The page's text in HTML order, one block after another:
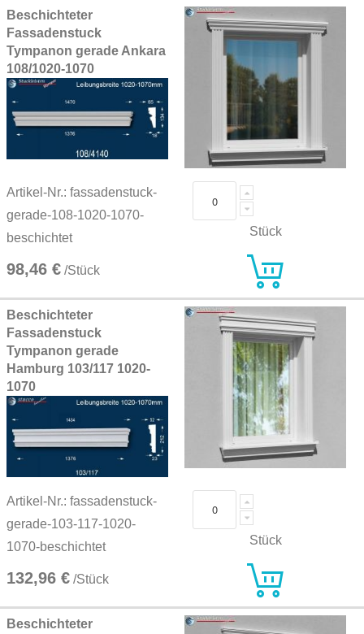
Beschichteter
Fassadenstuck
Tympanon gerade Ankara
108/1020-1070
Artikel-Nr.: fassadenstuck-
gerade-108-1020-1070-
beschichtet
98,46 € /Stück
Stück
Beschichteter
Fassadenstuck
Tympanon gerade
Hamburg 103/117 1020-
1070
Artikel-Nr.: fassadenstuck-
gerade-103-117-1020-
1070-beschichtet
132,96 € /Stück
Stück
Beschichteter